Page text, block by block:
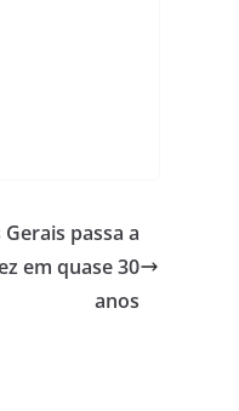
passa a
em quase 30
anos